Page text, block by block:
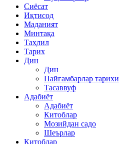
Сиёсат
Иқтисод
Mаданият
Минтақа
Таҳлил
Тарих
Дин
Дин
Пайғамбарлар тарихи
Тасаввуф
Адабиёт
Адабиёт
Китоблар
Мозийдан садо
Шеърлар
Китоблар